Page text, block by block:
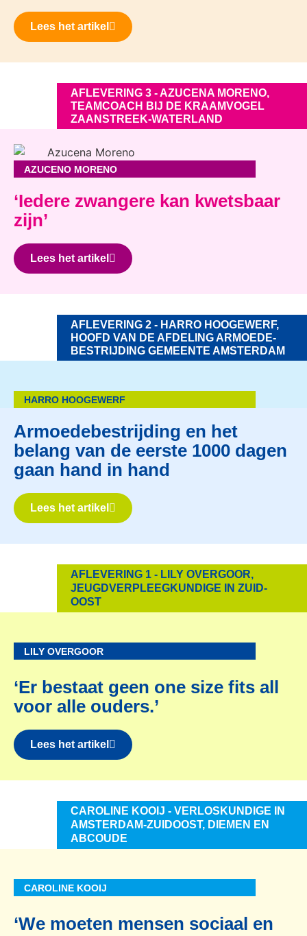
Lees het artikel
AFLEVERING 3 - AZUCENA MORENO,
TEAMCOACH BIJ DE KRAAMVOGEL
ZAANSTREEK-WATERLAND
‘Iedere zwangere kan kwetsbaar
zijn’
Lees het artikel
AZUCENO MORENO
AFLEVERING 2 - HARRO HOOGEWERF,
HOOFD VAN DE AFDELING ARMOEDE­
BESTRIJDING GEMEENTE AMSTERDAM
Armoedebestrijding en het
belang van de eerste 1000 dagen
gaan hand in hand
Lees het artikel
HARRO HOOGEWERF
AFLEVERING 1 - LILY OVER­GOOR,
JEUGD­VERPLEEG­KUNDIGE IN ZUID­
OOST
‘Er bestaat geen one size fits all
voor alle ouders.’
Lees het artikel
LILY OVERGOOR
CAROLINE KOOIJ - VERLOSKUNDIGE IN
AMSTERDAM-ZUIDOOST, DIEMEN EN
ABCOUDE
‘We moeten mensen sociaal en
CAROLINE KOOIJ